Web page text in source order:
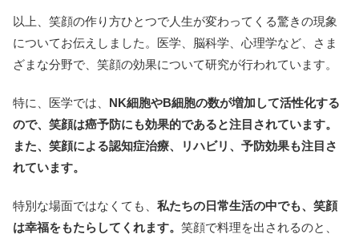
以上、笑顔の作り方ひとつで人生が変わってくる驚きの現象
についてお伝えしました。医学、脳科学、心理学など、さま
ざまな分野で、笑顔の効果について研究が行われています。
特に、医学では、 NK細胞やB細胞の数が増加して活性化する
ので、笑顔は癌予防にも効果的であると注目されています。
また、笑顔による認知症治療、リハビリ、予防効果も注目さ
れています。
特別な場面ではなくても、 私たちの日常生活の中でも、笑顔
は幸福をもたらしてくれます。 笑顔で料理を出されるのと、